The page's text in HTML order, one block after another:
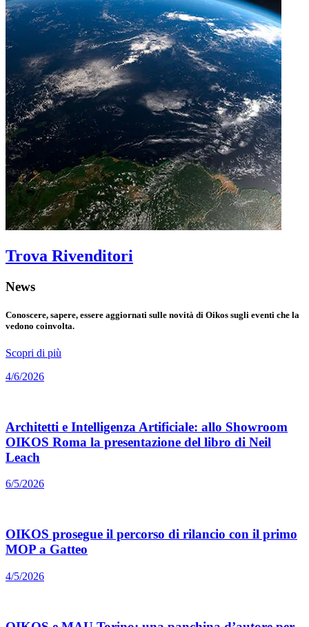
Trova Rivenditori
News
Conoscere, sapere, essere aggiornati sulle novità di Oikos sugli eventi che la
vedono coinvolta.
Scopri di più
4/6/2026
Architetti e Intelligenza Artificiale: allo Showroom
OIKOS Roma la presentazione del libro di Neil
Leach
6/5/2026
OIKOS prosegue il percorso di rilancio con il primo
MOP a Gatteo
4/5/2026